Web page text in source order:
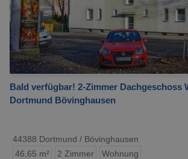
Bald verfügbar! 2-Zimmer Dachgeschoss
Dortmund Bövinghausen
44388 Dortmund / Bövinghausen
46,65 m²
2 Zimmer Wohnung